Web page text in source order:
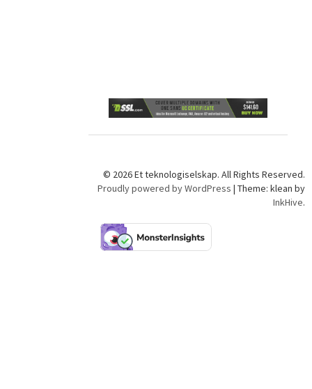
© 2026 Et teknologiselskap. All Rights Reserved.
Proudly powered by WordPress | Theme: klean by
InkHive.